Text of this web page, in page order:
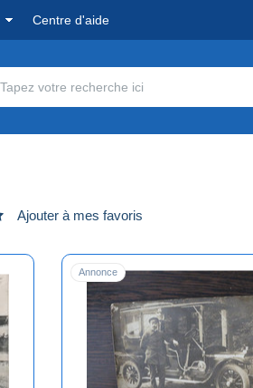
Centre d'aide
Ajouter à mes favoris
Annonce